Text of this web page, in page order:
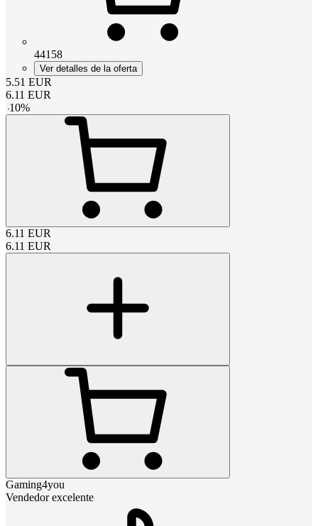
44158
Ver detalles de la oferta
5.51 EUR
6.11 EUR
-10%
6.11 EUR
6.11 EUR
Gaming4you
Vendedor excelente